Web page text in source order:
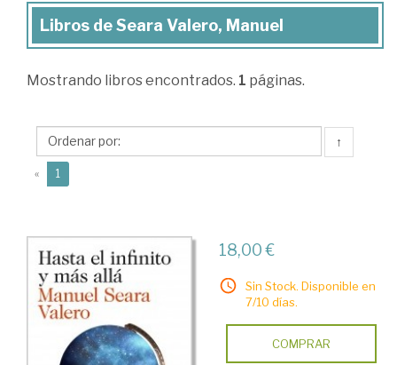
Libros
Seara
Manuel
Libros de Seara Valero, Manuel
Mostrando libros encontrados. 1 páginas.
↑
« 1
18,00 €
Sin Stock. Disponible en
7/10 días.
COMPRAR